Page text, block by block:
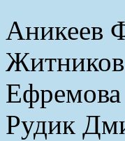
Аникеев
Рудик